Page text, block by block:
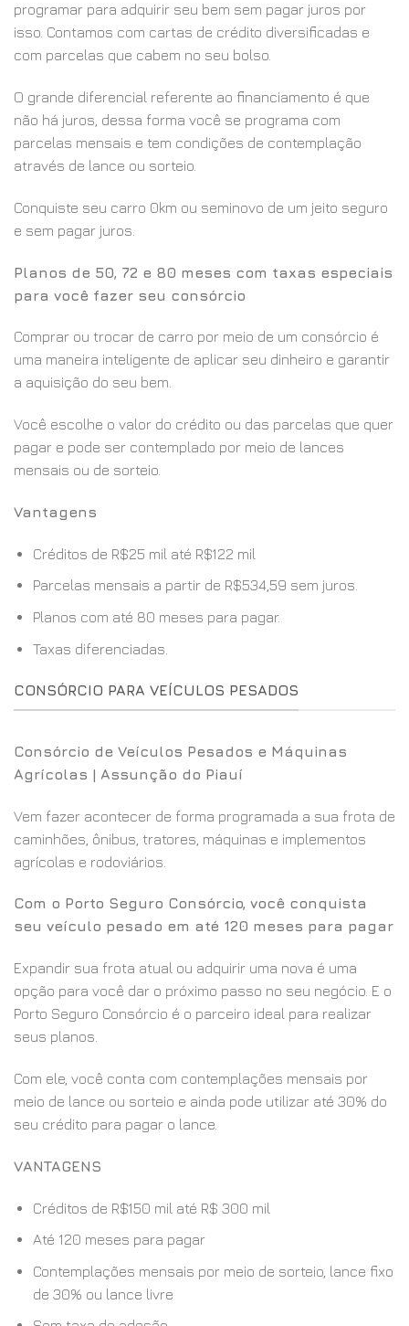
programar para adquirir seu bem sem pagar juros por
isso. Contamos com cartas de crédito diversificadas e
com parcelas que cabem no seu bolso.
O grande diferencial referente ao financiamento é que
não há juros, dessa forma você se programa com
parcelas mensais e tem condições de contemplação
através de lance ou sorteio.
Conquiste seu carro 0km ou seminovo de um jeito seguro
e sem pagar juros.
Planos de 50, 72 e 80 meses com taxas especiais
para você fazer seu consórcio
Comprar ou trocar de carro por meio de um consórcio é
uma maneira inteligente de aplicar seu dinheiro e garantir
a aquisição do seu bem.
Você escolhe o valor do crédito ou das parcelas que quer
pagar e pode ser contemplado por meio de lances
mensais ou de sorteio.
Vantagens
Créditos de R$25 mil até R$122 mil
Parcelas mensais a partir de R$534,59 sem juros.
Planos com até 80 meses para pagar.
Taxas diferenciadas.
CONSÓRCIO PARA VEÍCULOS PESADOS
Consórcio de Veículos Pesados e Máquinas
Agrícolas | Assunção do Piauí
Vem fazer acontecer de forma programada a sua frota de
caminhões, ônibus, tratores, máquinas e implementos
agrícolas e rodoviários.
Com o Porto Seguro Consórcio, você conquista
seu veículo pesado em até 120 meses para pagar
Expandir sua frota atual ou adquirir uma nova é uma
opção para você dar o próximo passo no seu negócio. E o
Porto Seguro Consórcio é o parceiro ideal para realizar
seus planos.
Com ele, você conta com contemplações mensais por
meio de lance ou sorteio e ainda pode utilizar até 30% do
seu crédito para pagar o lance.
VANTAGENS
Créditos de R$150 mil até R$ 300 mil
Até 120 meses para pagar
Contemplações mensais por meio de sorteio, lance fixo
de 30% ou lance livre